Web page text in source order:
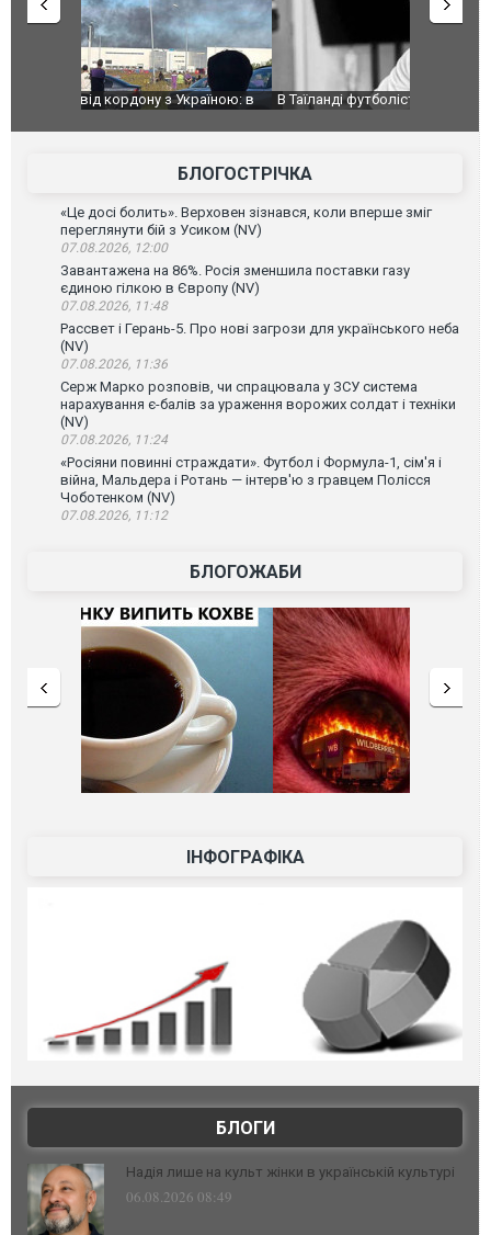
В Таїланді футболіст загинув від удару
постраждали. ВІДЕО
БЛОГОСТРІЧКА
«Це досі болить». Верховен зізнався, коли вперше зміг
переглянути бій з Усиком (NV)
07.08.2026, 12:00
Завантажена на 86%. Росія зменшила поставки газу
єдиною гілкою в Європу (NV)
07.08.2026, 11:48
Рассвет і Герань-5. Про нові загрози для українського неба
(NV)
07.08.2026, 11:36
Серж Марко розповів, чи спрацювала у ЗСУ система
нарахування є-балів за ураження ворожих солдат і техніки
(NV)
07.08.2026, 11:24
«Росіяни повинні страждати». Футбол і Формула-1, сім'я і
війна, Мальдера і Ротань — інтерв'ю з гравцем Полісся
Чоботенком (NV)
07.08.2026, 11:12
БЛОГОЖАБИ
ІНФОГРАФІКА
БЛОГИ
Надія лише на культ жінки в українській культурі
06.08.2026 08:49